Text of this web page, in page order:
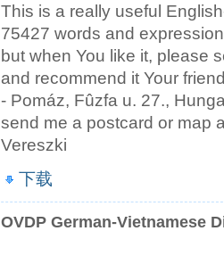
This is a really useful
75427 words and
but when You like it, please
and recommend it Your
- Pomáz, Fûzfa u. 27.,
send me a postcard or map
Vereszki
下载
OVDP German-Vietnamese